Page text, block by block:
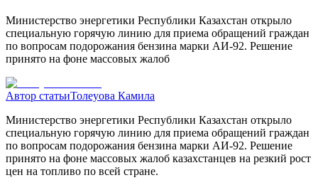
Министерство энергетики Республики Казахстан открыло
специальную горячую линию для приема обращений граждан
по вопросам подорожания бензина марки АИ-92. Решение
принято на фоне массовых жалоб
Автор статьиТолеуова Камила
Министерство энергетики Республики Казахстан открыло
специальную горячую линию для приема обращений граждан
по вопросам подорожания бензина марки АИ-92. Решение
принято на фоне массовых жалоб казахстанцев на резкий рост
цен на топливо по всей стране.